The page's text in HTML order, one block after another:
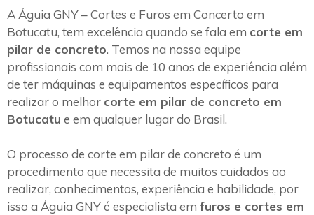
A Águia GNY – Cortes e Furos em Concerto em
Botucatu, tem excelência quando se fala em corte em
pilar de concreto. Temos na nossa equipe
profissionais com mais de 10 anos de experiência além
de ter máquinas e equipamentos específicos para
realizar o melhor corte em pilar de concreto em
Botucatu e em qualquer lugar do Brasil.
O processo de corte em pilar de concreto é um
procedimento que necessita de muitos cuidados ao
realizar, conhecimentos, experiência e habilidade, por
isso a Águia GNY é especialista em furos e cortes em